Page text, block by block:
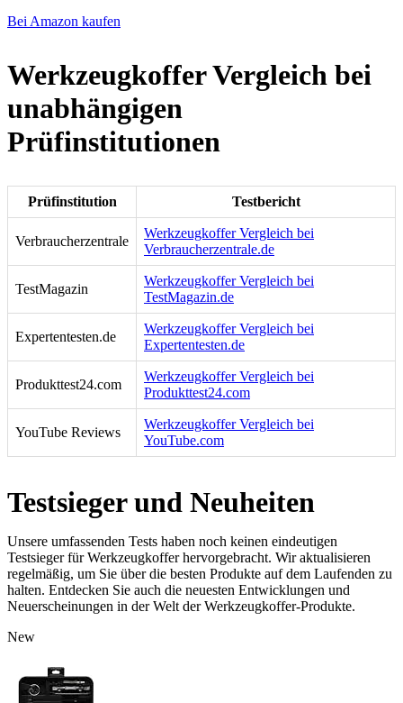
Bei Amazon kaufen
Werkzeugkoffer Vergleich bei
unabhängigen
Prüfinstitutionen
Prüfinstitution Testbericht
Verbraucherzentrale
Werkzeugkoffer Vergleich bei
Verbraucherzentrale.de
TestMagazin
Werkzeugkoffer Vergleich bei
TestMagazin.de
Expertentesten.de
Werkzeugkoffer Vergleich bei
Expertentesten.de
Produkttest24.com
Werkzeugkoffer Vergleich bei
Produkttest24.com
YouTube Reviews
Werkzeugkoffer Vergleich bei
YouTube.com
Testsieger und Neuheiten
Unsere umfassenden Tests haben noch keinen eindeutigen
Testsieger für Werkzeugkoffer hervorgebracht. Wir aktualisieren
regelmäßig, um Sie über die besten Produkte auf dem Laufenden zu
halten. Entdecken Sie auch die neuesten Entwicklungen und
Neuerscheinungen in der Welt der Werkzeugkoffer-Produkte.
New